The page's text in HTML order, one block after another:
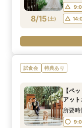
8/15(土)
試食会 特典あり
【ペ
アッ
所要